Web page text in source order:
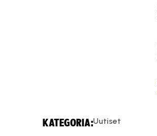
KATEGORIA:Uutiset